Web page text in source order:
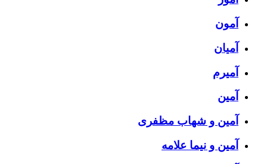
آمون
آمیان
آمیرم
آمین
آمین و شهاب مظفری
آمین و نیما علامه